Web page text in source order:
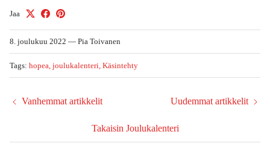
Jaa
8. joulukuu 2022 — Pia Toivanen
Tags: hopea joulukalenteri Käsintehty
Vanhemmat artikkelit
Takaisin Joulukalenteri
Uudemmat artikkelit